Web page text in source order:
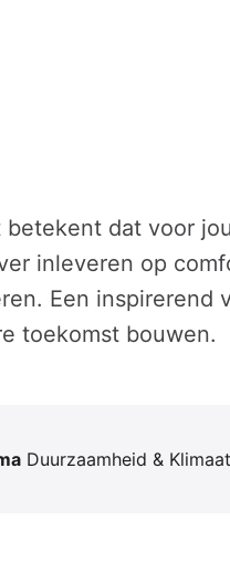
dat voor
inleveren op
Een
toekomst bouwen.
Duurzaamheid & Klimaat